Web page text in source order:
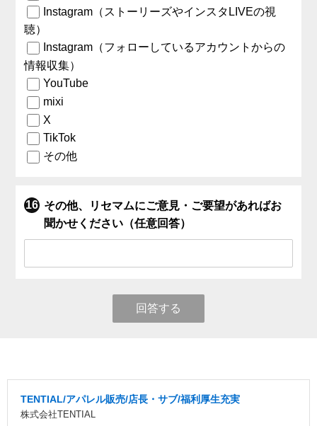
Instagram（ストーリーズやインスタLIVEの視
聴）
Instagram（フォローしているアカウントからの
情報収集）
YouTube
mixi
X
TikTok
その他
その他、リセマムにご意見・ご要望があればお
聞かせください（任意回答）
回答する
TENTIAL/アパレル販売/店長・サブ/福利厚生充実
株式会社TENTIAL